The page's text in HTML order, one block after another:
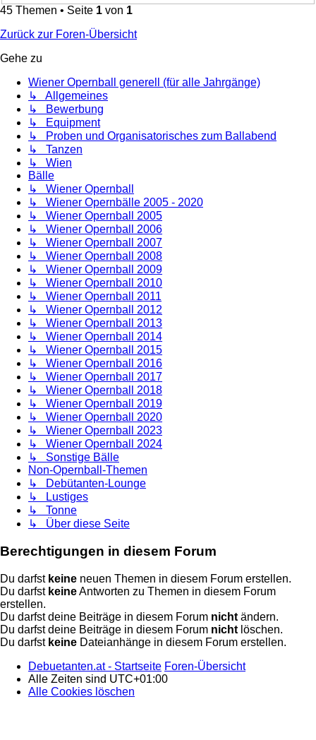
45 Themen • Seite 1 von 1
Zurück zur Foren-Übersicht
Gehe zu
Wiener Opernball generell (für alle Jahrgänge)
↳ Allgemeines
↳ Bewerbung
↳ Equipment
↳ Proben und Organisatorisches zum Ballabend
↳ Tanzen
↳ Wien
Bälle
↳ Wiener Opernball
↳ Wiener Opernbälle 2005 - 2020
↳ Wiener Opernball 2005
↳ Wiener Opernball 2006
↳ Wiener Opernball 2007
↳ Wiener Opernball 2008
↳ Wiener Opernball 2009
↳ Wiener Opernball 2010
↳ Wiener Opernball 2011
↳ Wiener Opernball 2012
↳ Wiener Opernball 2013
↳ Wiener Opernball 2014
↳ Wiener Opernball 2015
↳ Wiener Opernball 2016
↳ Wiener Opernball 2017
↳ Wiener Opernball 2018
↳ Wiener Opernball 2019
↳ Wiener Opernball 2020
↳ Wiener Opernball 2023
↳ Wiener Opernball 2024
↳ Sonstige Bälle
Non-Opernball-Themen
↳ Debütanten-Lounge
↳ Lustiges
↳ Tonne
↳ Über diese Seite
Berechtigungen in diesem Forum
Du darfst keine neuen Themen in diesem Forum erstellen.
Du darfst keineAntworten zu Themen in diesem Forum
erstellen.
Du darfst deine Beiträge in diesem Forum nicht ändern.
Du darfst deine Beiträge in diesem Forum nicht löschen.
Du darfst keine Dateianhänge in diesem Forum erstellen.
Debuetanten.at - Startseite Foren-Übersicht
Alle Zeiten sind UTC+01:00
Alle Cookies löschen